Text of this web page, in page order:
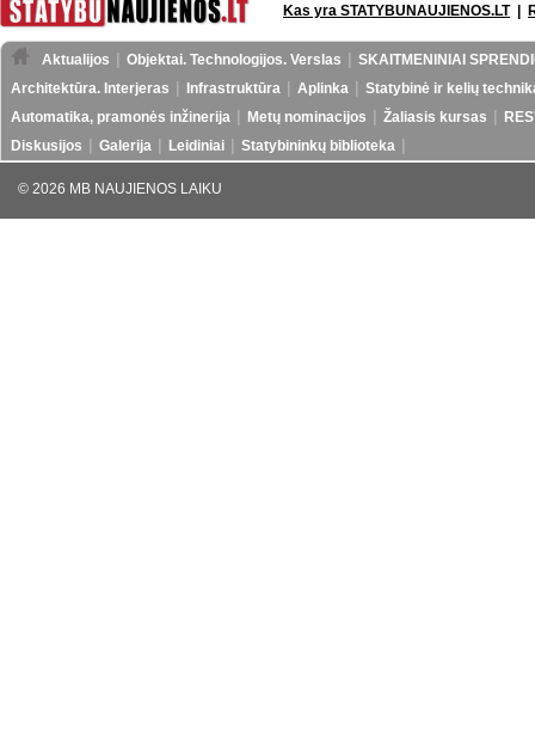
Kas yra STATYBUNAUJIENOS.LT|
Aktualijos Objektai. Technologijos. Verslas
SKAITMENINIAI
Architektūra. Interjeras
Infrastruktūra Aplinka
Statybinė ir kelių
Automatika, pramonės inžinerija
Metų nominacijos Žaliasis kursas
Diskusijos
Galerija Leidiniai Statybininkų biblioteka
© 2026 MB NAUJIENOS LAIKU